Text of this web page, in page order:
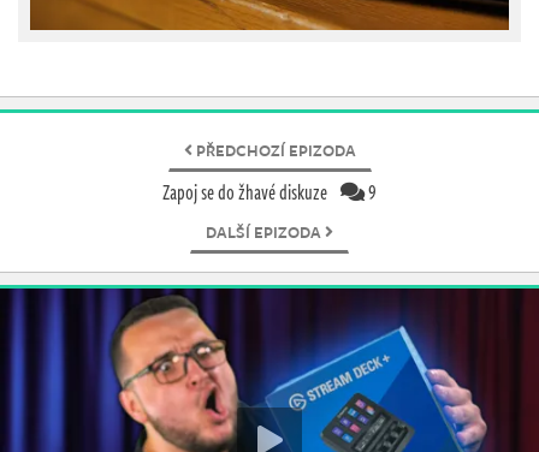
PŘEDCHOZÍ EPIZODA
Zapoj se do žhavé diskuze 9
DALŠÍ EPIZODA